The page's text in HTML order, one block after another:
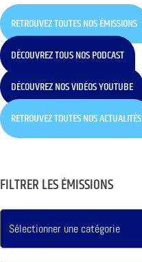
RETROUVEZ TOUTES NOS ÉMISSIONS
DÉCOUVREZ TOUS NOS PODCAST
DÉCOUVREZ NOS VIDÉOS YOUTUBE
RETROUVEZ TOUTES NOS ACTUALITÉS
FILTRER LES ÉMISSIONS